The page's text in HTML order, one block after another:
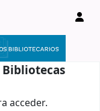
acceder.